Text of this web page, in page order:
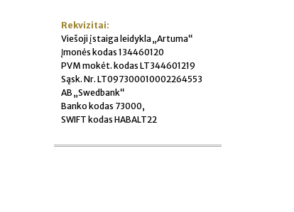
Rekvizitai:
Viešoji įstaiga leidykla „Artuma“
Įmonės kodas 134460120
PVM mokėt. kodas LT344601219
Sąsk. Nr. LT097300010002264553
AB „Swedbank“
Banko kodas 73000,
SWIFT kodas HABALT22